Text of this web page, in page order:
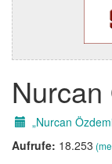
„Nurcan
Aufrufe: 18.253